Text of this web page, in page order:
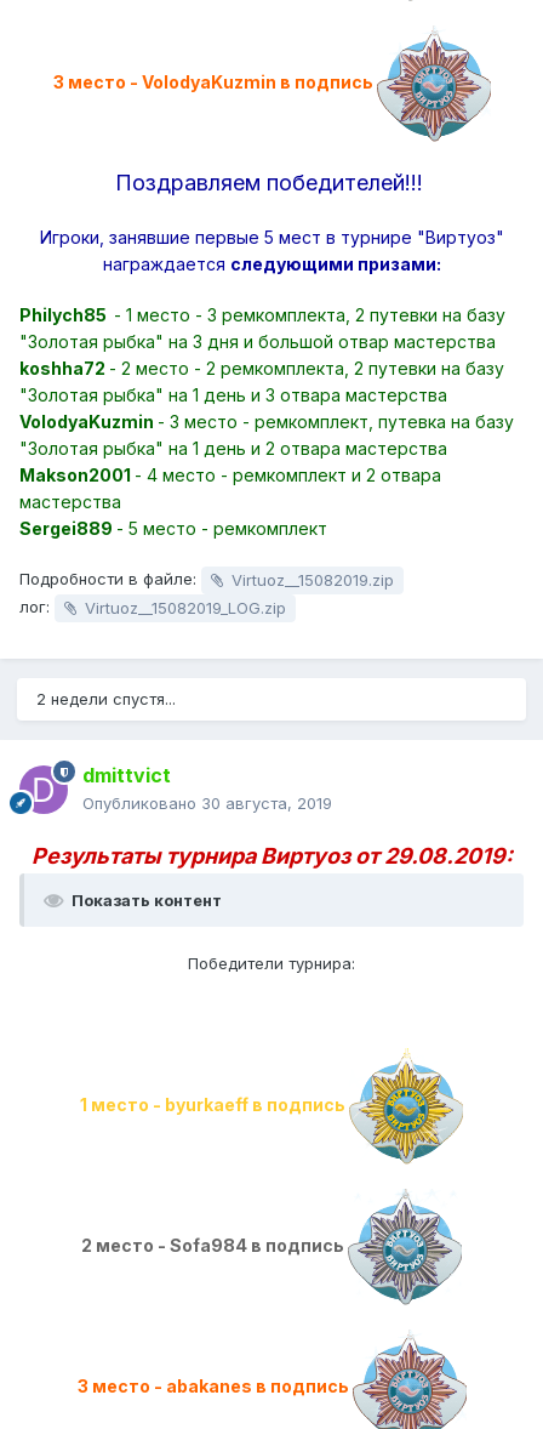
3 место - VolodyaKuzmin в подпись
Поздравляем победителей!!!
Игроки, занявшие первые 5 мест в турнире "Виртуоз"
награждается следующими призами:
Philych85 - 1 место - 3 ремкомплекта, 2 путевки на базу
"Золотая рыбка" на 3 дня и большой отвар мастерства
koshha72 - 2 место - 2 ремкомплекта, 2 путевки на базу
"Золотая рыбка" на 1 день и 3 отвара мастерства
VolodyaKuzmin - 3 место - ремкомплект, путевка на базу
"Золотая рыбка" на 1 день и 2 отвара мастерства
Makson2001 - 4 место - ремкомплект и 2 отвара
мастерства
Sergei889 - 5 место - ремкомплект
Подробности в файле:
Virtuoz__15082019.zip
лог:
Virtuoz__15082019_LOG.zip
2 недели спустя...
dmittvict
Опубликовано 30 августа, 2019
Результаты турнира Виртуоз от 29.08.2019:
Показать контент
Победители турнира:
1 место - byurkaeff в подпись
2 место - Sofa984 в подпись
3 место - abakanes в подпись